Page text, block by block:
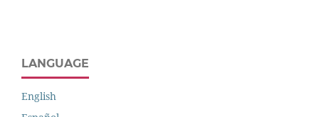
LANGUAGE
English